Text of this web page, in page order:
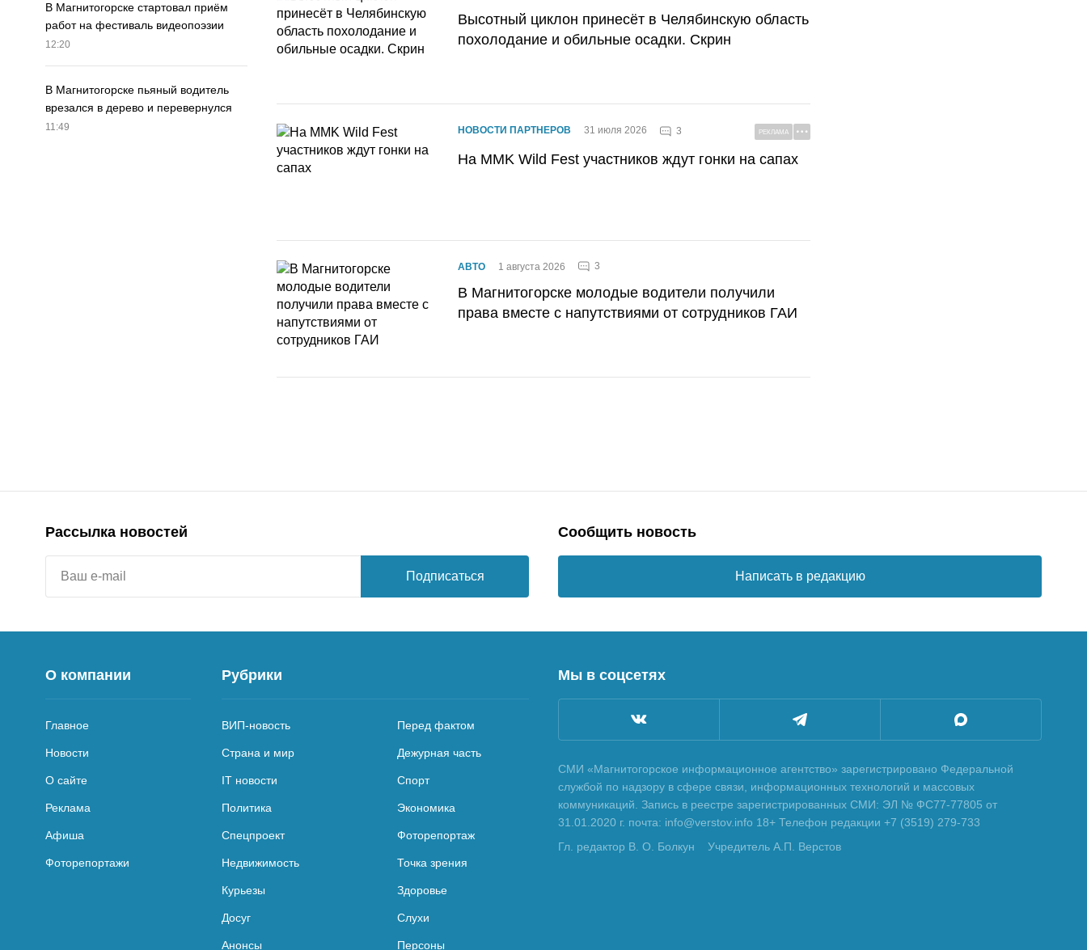
В Магнитогорске стартовал приём
работ на фестиваль видеопоэзии
12:20
В Магнитогорске пьяный водитель
врезался в дерево и перевернулся
11:49
Высотный циклон принесёт в Челябинскую область
похолодание и обильные осадки. Скрин
НОВОСТИ ПАРТНЕРОВ 31 июля 2026 3 РЕКЛАМА
На MMK Wild Fest участников ждут гонки на сапах
АВТО 1 августа 2026 3
В Магнитогорске молодые водители получили
права вместе с напутствиями от сотрудников ГАИ
Рассылка новостей
Подписаться
Сообщить новость
Написать в редакцию
О компании
Главное
Новости
О сайте
Реклама
Афиша
Фоторепортажи
Рубрики
ВИП-новость Перед фактом
Страна и мир Дежурная часть
IT новости Спорт
Политика Экономика
Спецпроект Фоторепортаж
Недвижимость Точка зрения
Курьезы Здоровье
Досуг Слухи
Анонсы Персоны
Мы в соцсетях
СМИ «Магнитогорское информационное агентство» зарегистрировано Федеральной
службой по надзору в сфере связи, информационных технологий и массовых
коммуникаций. Запись в реестре зарегистрированных СМИ: ЭЛ № ФС77-77805 от
31.01.2020 г. почта: info@verstov.info 18+ Телефон редакции +7 (3519) 279-733
Гл. редактор В. О. Болкун
Учредитель А.П. Верстов